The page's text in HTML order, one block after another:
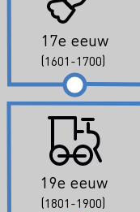
17e eeuw
(1601-1700)
19e eeuw
(1801-1900)